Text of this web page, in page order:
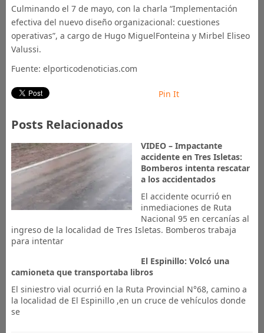
Culminando el 7 de mayo, con la charla “Implementación
efectiva del nuevo diseño organizacional: cuestiones
operativas”, a cargo de Hugo MiguelFonteina y Mirbel Eliseo
Valussi.
Fuente: elporticodenoticias.com
Pin It
Posts Relacionados
VIDEO – Impactante
accidente en Tres Isletas:
Bomberos intenta rescatar
a los accidentados
El accidente ocurrió en
inmediaciones de Ruta
Nacional 95 en cercanías al
ingreso de la localidad de Tres Isletas. Bomberos trabaja
para intentar
El Espinillo: Volcó una
camioneta que transportaba libros
El siniestro vial ocurrió en la Ruta Provincial N°68, camino a
la localidad de El Espinillo ,en un cruce de vehículos donde
se